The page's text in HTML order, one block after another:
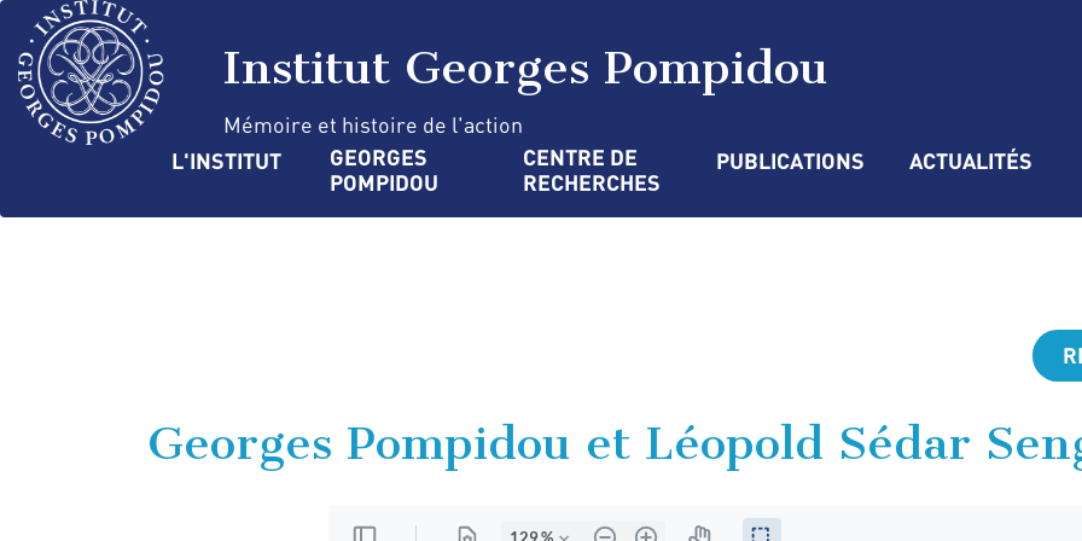
Aller
au
contenu
principal
Institut Georges Pompidou
Mémoire et histoire de l'action
Navigation
L'INSTITUT
GEORGES
POMPIDOU
CENTRE DE
RECHERCHES
PUBLICATIONS ACTUALITÉS
Georges Pompidou et Léopold Sédar
Panneau de gestion des cookies